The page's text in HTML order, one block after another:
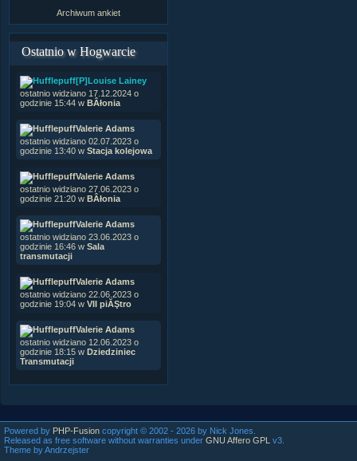
Archiwum ankiet
Ostatnio w Hogwarcie
[P]Louise Lainey
ostatnio widziano 17.12.2024 o
godzinie 15:44 w BÂłonia
Valerie Adams
ostatnio widziano 02.07.2023 o
godzinie 13:40 w Stacja kolejowa
Valerie Adams
ostatnio widziano 27.06.2023 o
godzinie 21:20 w BÂłonia
Valerie Adams
ostatnio widziano 23.06.2023 o
godzinie 16:46 w Sala
transmutacji
Valerie Adams
ostatnio widziano 22.06.2023 o
godzinie 19:04 w VII piĂŞtro
Valerie Adams
ostatnio widziano 12.06.2023 o
godzinie 18:15 w Dziedziniec
Transmutacji
Powered by PHP-Fusion copyright © 2002 - 2026 by Nick Jones.
Released as free software without warranties under GNU Affero GPL
v3.
Theme by Andrzejster